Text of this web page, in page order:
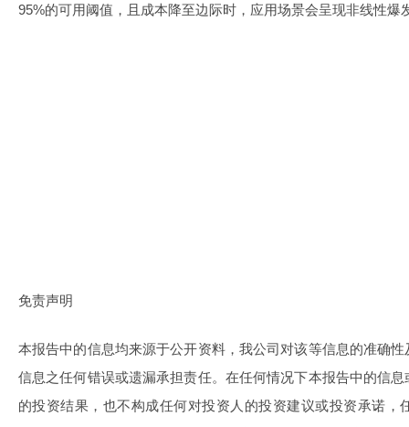
95%的可用阈值，且成本降至边际时，应用场景会呈现非线性爆
免责声明
本报告中的信息均来源于公开资料，我公司对该等信息的准确
信息之任何错误或遗漏承担责任。在任何情况下本报告中的信
的投资结果，也不构成任何对投资人的投资建议或投资承诺，